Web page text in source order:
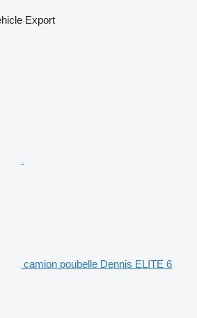
Export
camion poubelle Dennis ELITE 6